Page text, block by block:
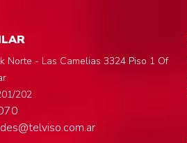
Norte - Las Camelias 3324 Piso 1 Of
202